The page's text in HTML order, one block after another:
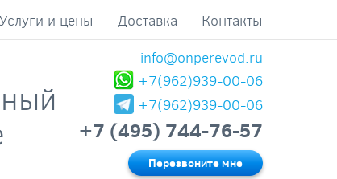
Контакты
Доставка
Услуги и цены
info@onperevod.ru
+7(962)939-00-06
+7(962)939-00-06
+7 (495) 744-76-57
Перезвоните мне